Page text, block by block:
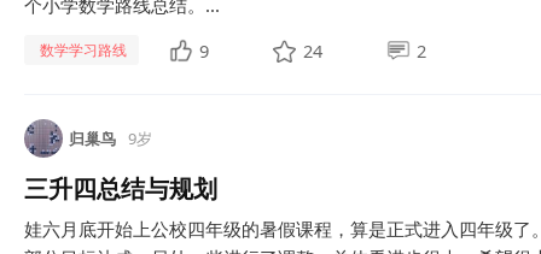
个小学数学路线总结。...
数学学习路线 9 24 2
归巢鸟 9岁
三升四总结与规划
娃六月底开始上公校四年级的暑假课程，算是正式进入四年级